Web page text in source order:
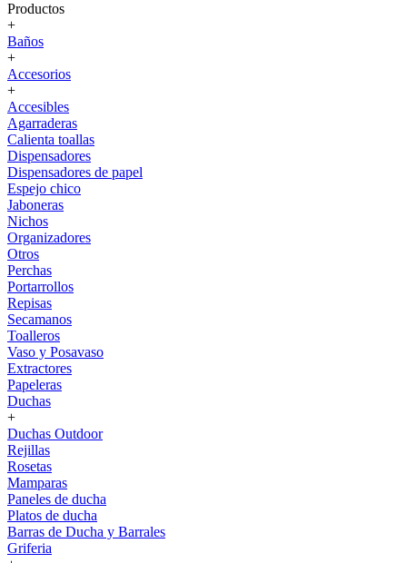
Productos
+
Baños
+
Accesorios
+
Accesibles
Agarraderas
Calienta toallas
Dispensadores
Dispensadores de papel
Espejo chico
Jaboneras
Nichos
Organizadores
Otros
Perchas
Portarrollos
Repisas
Secamanos
Toalleros
Vaso y Posavaso
Extractores
Papeleras
Duchas
+
Duchas Outdoor
Rejillas
Rosetas
Mamparas
Paneles de ducha
Platos de ducha
Barras de Ducha y Barrales
Griferia